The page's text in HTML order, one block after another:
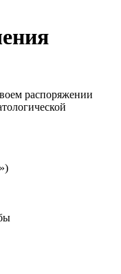
распоряжении